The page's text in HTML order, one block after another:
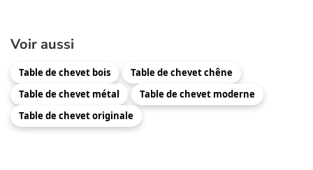
Voir aussi
Table de chevet bois
Table de chevet chêne
Table de chevet métal
Table de chevet moderne
Table de chevet originale